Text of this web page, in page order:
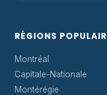
RÉGIONS
Montréal
Capitale-Nationale
Montérégie